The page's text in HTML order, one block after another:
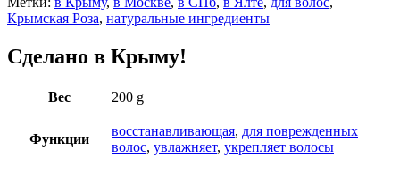
Крымская Роза, натуральные ингредиенты
Сделано в Крыму!
Вес 200 g
Функции
восстанавливающая, для поврежденных
волос, увлажняет, укрепляет волосы